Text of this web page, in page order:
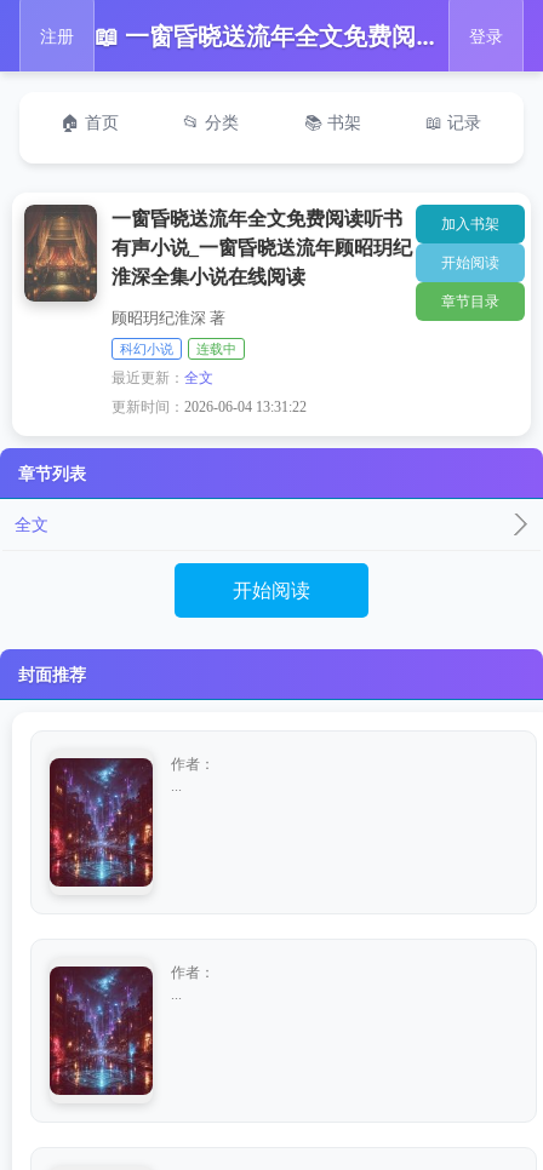
注册 📖 一窗昏晓送流年全文免费阅读听书有声小说_一窗昏晓送流年顾昭玥纪淮深全集小说在线阅读 登录
🏠 首页 📂 分类 📚 书架 📖 记录
一窗昏晓送流年全文免费阅读听书
有声小说_一窗昏晓送流年顾昭玥纪
淮深全集小说在线阅读
顾昭玥纪淮深 著
科幻小说 连载中
最近更新：全文
更新时间：2026-06-04 13:31:22
加入书架
开始阅读
章节目录
章节列表
全文
开始阅读
封面推荐
作者：
作者：